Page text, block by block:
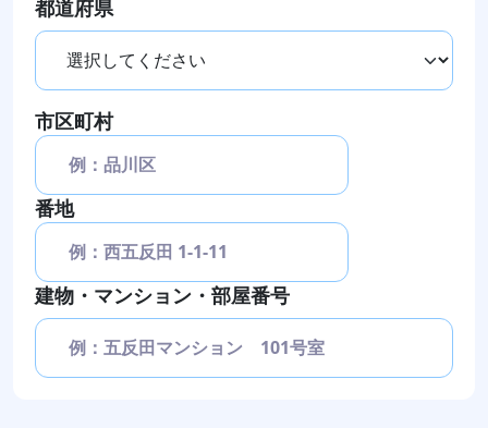
都道府県
市区町村
番地
建物・マンション・部屋番号